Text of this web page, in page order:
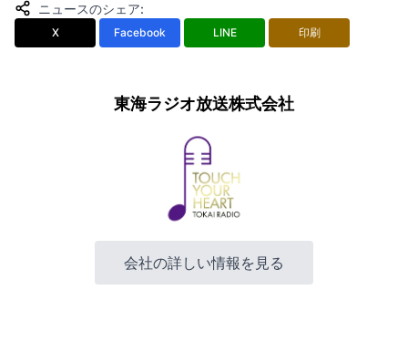
ニュースのシェア:
X Facebook LINE 印刷
東海ラジオ放送株式会社
会社の詳しい情報を見る